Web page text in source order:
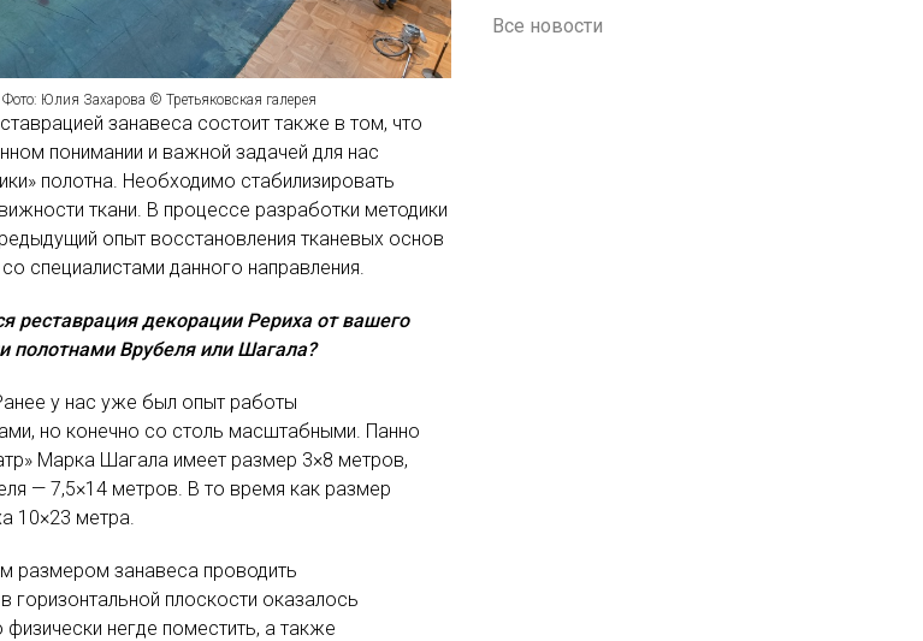
Юлия Захарова © Третьяковская галерея
занавеса состоит также в том, что
понимании и важной задачей для нас
полотна. Необходимо стабилизировать
ткани. В процессе разработки методики
опыт восстановления тканевых основ
специалистами данного направления.
реставрация декорации Рериха от вашего
полотнами Врубеля или Шагала?
у нас уже был опыт работы
но конечно со столь масштабными. Панно
Марка Шагала имеет размер 3×8 метров,
— 7,5×14 метров. В то время как размер
10×23 метра.
размером занавеса проводить
горизонтальной плоскости оказалось
негде поместить, а также
Все новости